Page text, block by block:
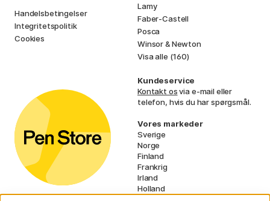
Handelsbetingelser
Integritetspolitik
Cookies
Lamy
Faber-Castell
Posca
Winsor & Newton
Visa alle (160)
Kundeservice
Kontakt osvia e-mail eller
telefon, hvis du har spørgsmål.
Vores markeder
Sverige
Norge
Finland
Frankrig
Irland
Holland